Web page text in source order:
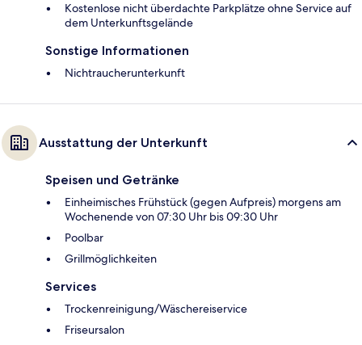
Kostenlose nicht überdachte Parkplätze ohne Service auf
dem Unterkunftsgelände
Sonstige Informationen
Nichtraucherunterkunft
Ausstattung der Unterkunft
Speisen und Getränke
Einheimisches Frühstück (gegen Aufpreis) morgens am
Wochenende von 07:30 Uhr bis 09:30 Uhr
Poolbar
Grillmöglichkeiten
Services
Trockenreinigung/Wäschereiservice
Friseursalon